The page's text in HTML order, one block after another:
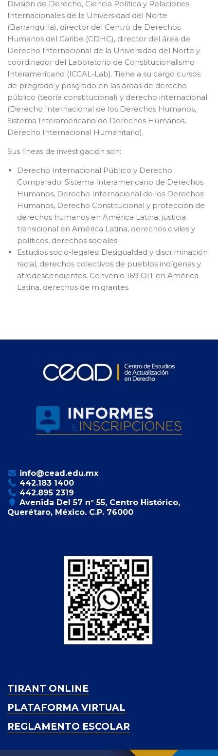
División de Derecho, Ciencia Política y Relaciones
Internacionales de la Universidad del Norte
(Barranquilla), director del Centro de Derechos
Humanos del Caribe (CDHC), director del área de
Derecho Internacional de la Universidad del Norte y
coordinador del Laboratorio de Constitucionalismo
Interamericano (ICCAL-Lab). Tiene a su cargo cursos
de pregrado y posgrado en las áreas de derecho
público (teoría constitucional) y derecho internacional
(Derecho Internacional de los Derechos Humanos,
Sistema Interamericano de Derechos Humanos,
Derecho Internacional Humanitario).
Sus líneas de investigación son:
Derecho Internacional Público y Derecho
Comparado: Sistema Interamericano de Derechos
Humanos, Derecho Internacional de los Derechos
Humanos, Derecho Constitucional y protección de
derechos humanos en América Latina, justicia
transicional en América Latina, derechos civiles y
políticos, derechos sociales
Estudios socio-legales: Desigualdad y discriminación
racial, derechos colectivos de pueblos indígenas y
afrodescendientes, Convenio 169 OIT en América
Latina, derechos de migrantes
info@cead.edu.mx
442.183 1400
442.895 2319
Avenida Del 57 n° 55, Centro Histórico,
Querétaro, México. C.P. 76000
TIRANT ONLINE
PLATAFORMA VIRTUAL
REGLAMENTO ESCOLAR